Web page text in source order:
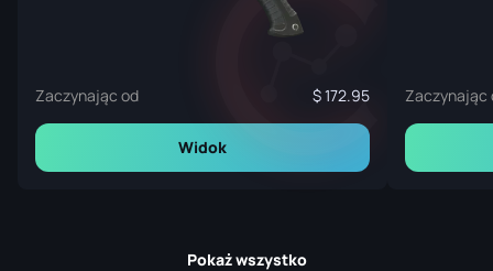
Zaczynając od 172.95
Widok
Zaczynając
Pokaż wszystko